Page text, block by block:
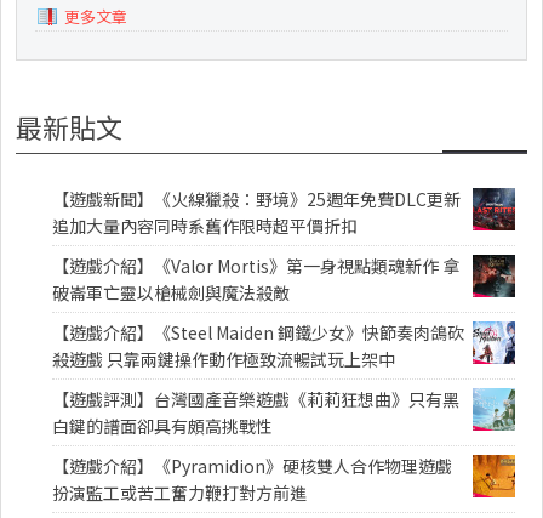
更多文章
最新貼文
【遊戲新聞】《火線獵殺：野境》25週年免費DLC更新
追加大量內容同時系舊作限時超平價折扣
【遊戲介紹】《Valor Mortis》第一身視點類魂新作 拿
破崙軍亡靈以槍械劍與魔法殺敵
【遊戲介紹】《Steel Maiden 鋼鐵少女》快節奏肉鴿砍
殺遊戲 只靠兩鍵操作動作極致流暢試玩上架中
【遊戲評測】台灣國產音樂遊戲《莉莉狂想曲》只有黑
白鍵的譜面卻具有頗高挑戰性
【遊戲介紹】《Pyramidion》硬核雙人合作物理遊戲
扮演監工或苦工奮力鞭打對方前進